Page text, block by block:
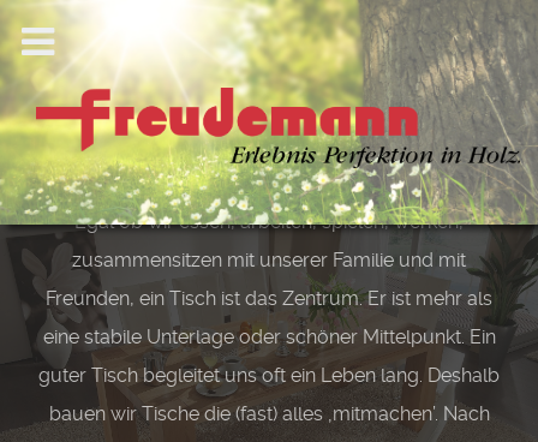
Zu Tisch!
Egal ob wir essen, arbeiten, spielen, werken,
zusammensitzen mit unserer Familie und mit
Freunden, ein Tisch ist das Zentrum. Er ist mehr als
eine stabile Unterlage oder schöner Mittelpunkt. Ein
guter Tisch begleitet uns oft ein Leben lang. Deshalb
bauen wir Tische die (fast) alles ‚mitmachen’. Nach